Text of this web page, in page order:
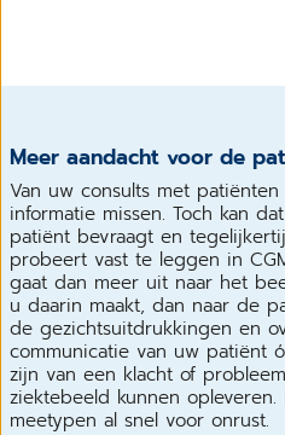
Meer aandacht voor de
Van uw consults met
informatie missen. Toch kan
patiënt bevraagt en
probeert vast te leggen in
gaat dan meer uit naar het
u daarin maakt, dan naar de
de gezichtsuitdrukkingen en
communicatie van uw patiënt
zijn van een klacht of
ziektebeeld kunnen
meetypen al snel voor onrust.